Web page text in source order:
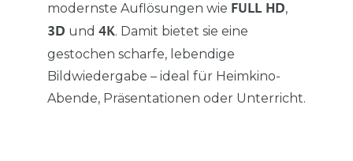
modernste Auflösungen wie FULL HD,
3D und 4K. Damit bietet sie eine
gestochen scharfe, lebendige
Bildwiedergabe – ideal für Heimkino-
Abende, Präsentationen oder Unterricht.